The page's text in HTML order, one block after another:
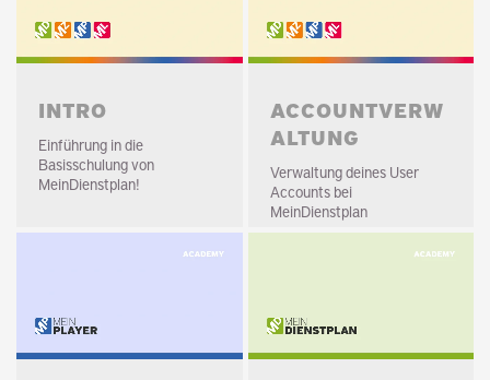
INTRO
Einführung in die
Basisschulung von
MeinDienstplan!
ACCOUNTVERW
ALTUNG
Verwaltung deines User
Accounts bei
MeinDienstplan